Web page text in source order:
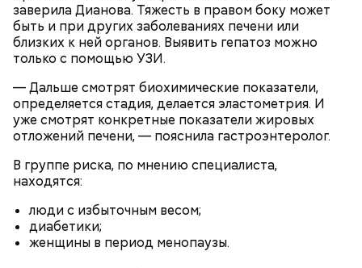
заверила Дианова. Тяжесть в правом боку может
быть и при других заболеваниях печени или
близких к ней органов. Выявить гепатоз можно
только с помощью УЗИ.
— Дальше смотрят биохимические показатели,
определяется стадия, делается эластометрия. И
уже смотрят конкретные показатели жировых
отложений печени, — пояснила гастроэнтеролог.
В группе риска, по мнению специалиста,
находятся:
люди с избыточным весом;
диабетики;
женщины в период менопаузы.
— Бояться шаровых молний не надо, важно
сохранять спокойствие. Обычная молния — это
серьезно, особенно если находитесь в воде, около
высоких зданий и предметов, около деревьев, —
Макеев ежегодно встречается с коллегами по
ликвидации аварии на Чернобыльской АЭС. По его
словам, «старая дружба не ржавеет». При встречах
ликвидаторы в основном разговаривают о личном,
о том, как дела, что нового произошло за год.